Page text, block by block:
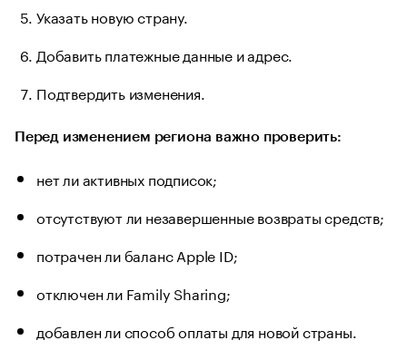
Указать новую страну.
Добавить платежные данные и адрес.
Подтвердить изменения.
Перед изменением региона важно проверить:
нет ли активных подписок;
отсутствуют ли незавершенные возвраты средств;
потрачен ли баланс Apple ID;
отключен ли Family Sharing;
добавлен ли способ оплаты для новой страны.